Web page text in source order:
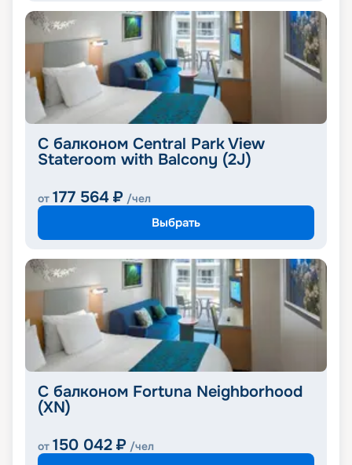
С балконом Central Park View
Stateroom with Balcony (2J)
от 177 564 ₽ /чел
Выбрать
С балконом Fortuna Neighborhood
(XN)
от 150 042 ₽ /чел